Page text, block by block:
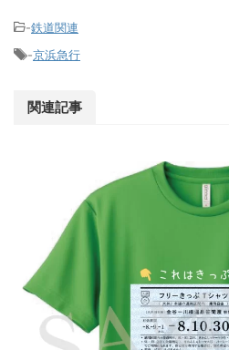
-鉄道関連
-京浜急行
関連記事